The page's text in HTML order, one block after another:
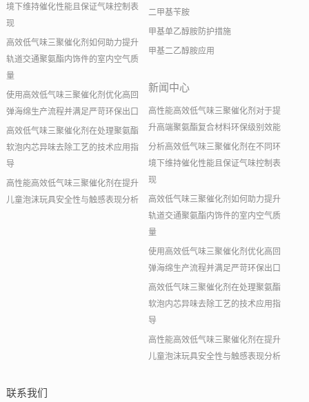
境下维持催化性能且保证气味控制表
现
高效低气味三聚催化剂如何助力提升
轨道交通聚氨酯内饰件的室内空气质
量
使用高效低气味三聚催化剂优化高回
弹海绵生产流程并满足严苛环保出口
高效低气味三聚催化剂在处理聚氨酯
软泡内芯异味去除工艺的技术应用指
导
高性能高效低气味三聚催化剂在提升
儿童泡沫玩具安全性与触感表现分析
二甲基苄胺
甲基单乙醇胺防护措施
甲基二乙醇胺应用
新闻中心
高性能高效低气味三聚催化剂对于提
升高端聚氨酯复合材料环保级别效能
分析高效低气味三聚催化剂在不同环
境下维持催化性能且保证气味控制表
现
高效低气味三聚催化剂如何助力提升
轨道交通聚氨酯内饰件的室内空气质
量
使用高效低气味三聚催化剂优化高回
弹海绵生产流程并满足严苛环保出口
高效低气味三聚催化剂在处理聚氨酯
软泡内芯异味去除工艺的技术应用指
导
高性能高效低气味三聚催化剂在提升
儿童泡沫玩具安全性与触感表现分析
联系我们